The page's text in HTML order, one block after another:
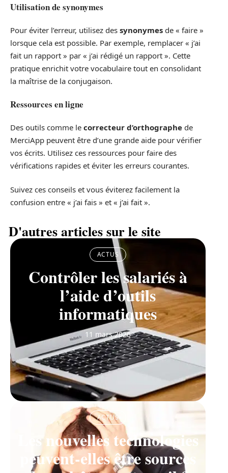
Utilisation de synonymes
Pour éviter l’erreur, utilisez des synonymes de « faire »
lorsque cela est possible. Par exemple, remplacer « j’ai
fait un rapport » par « j’ai rédigé un rapport ». Cette
pratique enrichit votre vocabulaire tout en consolidant
la maîtrise de la conjugaison.
Ressources en ligne
Des outils comme le correcteur d’orthographe de
MerciApp peuvent être d’une grande aide pour vérifier
vos écrits. Utilisez ces ressources pour faire des
vérifications rapides et éviter les erreurs courantes.
Suivez ces conseils et vous éviterez facilement la
confusion entre « j’ai fais » et « j’ai fait ».
D'autres articles sur le site
ACTUS
Contrôler les salariés à
l’aide d’outils
informatiques
11 mars 2026
ACTUS
Les nouvelles technologies
peuvent-elles être sources